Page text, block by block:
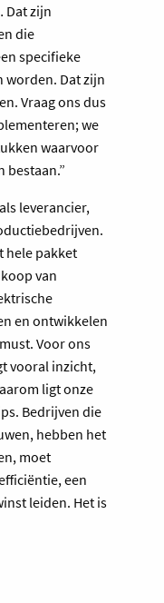
Dat zijn
die
specifieke
worden. Dat zijn
Vraag ons dus
we
waarvoor
bestaan.”
leverancier,
hele pakket
van
en ontwikkelen
Voor ons
vooral inzicht,
ligt onze
Bedrijven die
hebben het
moet
een
leiden. Het is